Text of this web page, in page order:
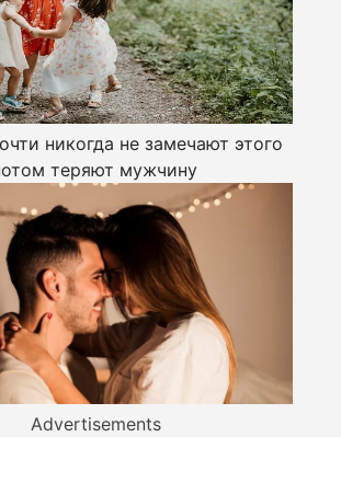
никогда не замечают этого
теряют мужчину
Advertisements